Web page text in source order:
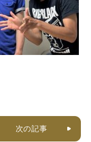
次の記事